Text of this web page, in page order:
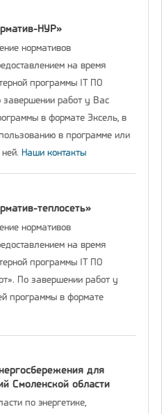
НУР»
нормативов
на время
программы IT ПО
завершении работ у Вас
в формате Эксель, в
в программе или
Наши контакты
теплосеть»
нормативов
на время
программы IT ПО
По завершении работ у
программы в формате
для
Смоленской области
по энергетике,